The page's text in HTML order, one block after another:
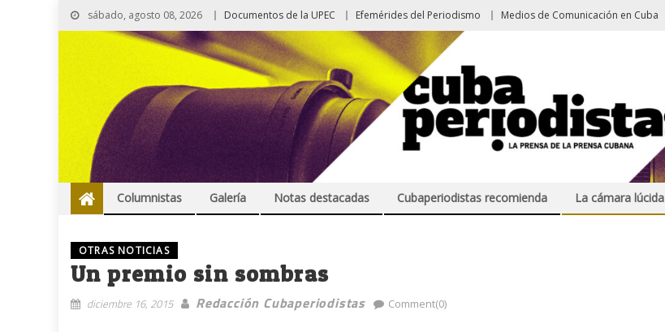
sábado, agosto 08, 2026 Documentos de la UPEC Efemérides del Periodismo Medios de Comunicación en Cuba
Columnistas Galería Notas destacadas Cubaperiodistas recomienda La cámara lúcida
OTRAS NOTICIAS
Un premio sin sombras
diciembre 16, 2015 Redacción Cubaperiodistas Comment(0)